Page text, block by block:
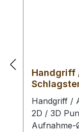
Handgriff
(groß)
Handgriff /
2D / 3D
Aufnahme-